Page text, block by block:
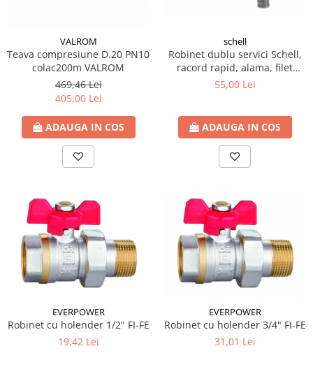
VALROM
Teava compresiune D.20 PN10
colac200m VALROM
469,46 Lei
405,00 Lei
ADAUGA IN COS
schell
Robinet dublu servici Schell,
racord rapid, alama, filet
exterior, 1/2"
55,00 Lei
ADAUGA IN COS
EVERPOWER
Robinet cu holender 1/2" FI-FE
19,42 Lei
EVERPOWER
Robinet cu holender 3/4" FI-FE
31,01 Lei